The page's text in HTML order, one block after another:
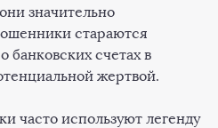
значительно
стараются
счетах в
жертвой.
часто используют легенду